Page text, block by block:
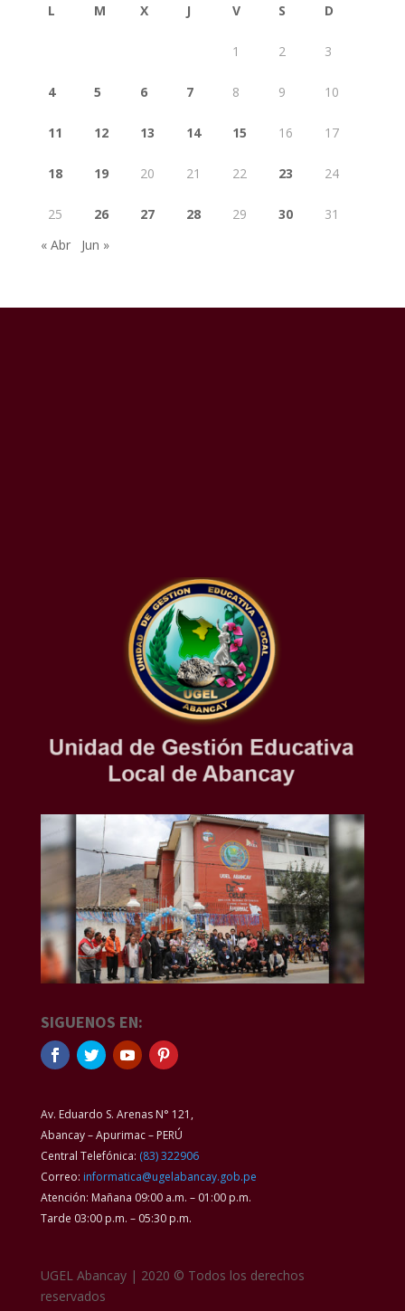
L M X J V S D
1 2 3
4 5 6 7 8 9 10
11 12 13 14 15 16 17
18 19 20 21 22 23 24
25 26 27 28 29 30
31
« Abr
Jun »
SIGUENOS EN:
Av. Eduardo S. Arenas N° 121,
Abancay – Apurimac – PERÚ
Central Telefónica: (83) 322906
Correo: informatica@ugelabancay.gob.pe
Atención: Mañana 09:00 a.m. – 01:00 p.m.
Tarde 03:00 p.m. – 05:30 p.m.
UGEL Abancay | 2020 © Todos los derechos
reservados